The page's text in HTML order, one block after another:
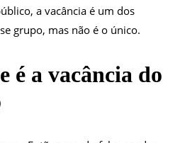
a vacância é um dos
grupo, mas não é o único.
é a vacância do